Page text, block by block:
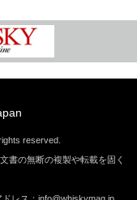
reserved.
書の無断の複製や転載を固く